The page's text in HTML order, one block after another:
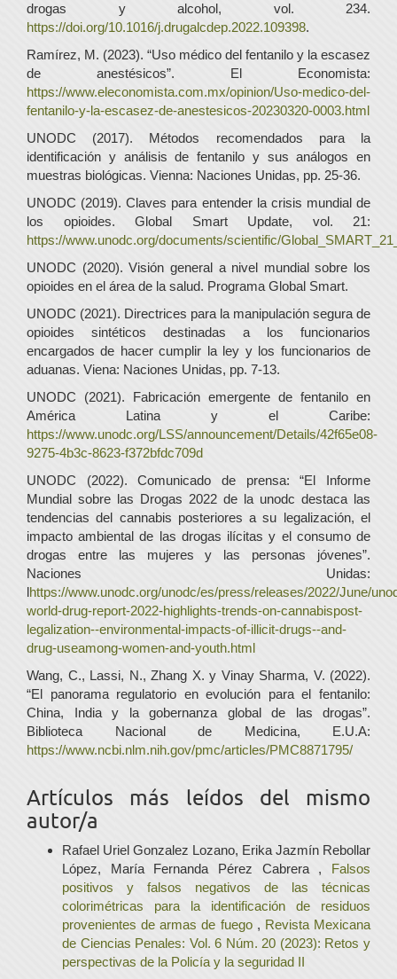
drogas y alcohol, vol. 234.
https://doi.org/10.1016/j.drugalcdep.2022.109398.
Ramírez, M. (2023). “Uso médico del fentanilo y la escasez
de anestésicos”. El Economista:
https://www.eleconomista.com.mx/opinion/Uso-medico-del-
fentanilo-y-la-escasez-de-anestesicos-20230320-0003.html
UNODC (2017). Métodos recomendados para la
identificación y análisis de fentanilo y sus análogos en
muestras biológicas. Vienna: Naciones Unidas, pp. 25-36.
UNODC (2019). Claves para entender la crisis mundial de
los opioides. Global Smart Update, vol. 21:
https://www.unodc.org/documents/scientific/
UNODC (2020). Visión general a nivel mundial sobre los
opioides en el área de la salud. Programa Global Smart.
UNODC (2021). Directrices para la manipulación segura de
opioides sintéticos destinadas a los funcionarios
encargados de hacer cumplir la ley y los funcionarios de
aduanas. Viena: Naciones Unidas, pp. 7-13.
UNODC (2021). Fabricación emergente de fentanilo en
América Latina y el Caribe:
https://www.unodc.org/LSS/announcement/Details/42f65e08-
9275-4b3c-8623-f372bfdc709d
UNODC (2022). Comunicado de prensa: “El Informe
Mundial sobre las Drogas 2022 de la unodc destaca las
tendencias del cannabis posteriores a su legalización, el
impacto ambiental de las drogas ilícitas y el consumo de
drogas entre las mujeres y las personas jóvenes”.
Naciones Unidas:
lhttps://www.unodc.org/unodc/es/press/releases/2022/June/
world-drug-report-2022-highlights-trends-on-cannabispost-
legalization--environmental-impacts-of-illicit-drugs--and-
drug-useamong-women-and-youth.html
Wang, C., Lassi, N., Zhang X. y Vinay Sharma, V. (2022).
“El panorama regulatorio en evolución para el fentanilo:
China, India y la gobernanza global de las drogas”.
Biblioteca Nacional de Medicina, E.U.A:
https://www.ncbi.nlm.nih.gov/pmc/articles/PMC8871795/
Artículos más leídos del mismo
autor/a
Rafael Uriel Gonzalez Lozano, Erika Jazmín Rebollar
López, María Fernanda Pérez Cabrera , Falsos
positivos y falsos negativos de las técnicas
colorimétricas para la identificación de residuos
provenientes de armas de fuego , Revista Mexicana
de Ciencias Penales: Vol. 6 Núm. 20 (2023): Retos y
perspectivas de la Policía y la seguridad II